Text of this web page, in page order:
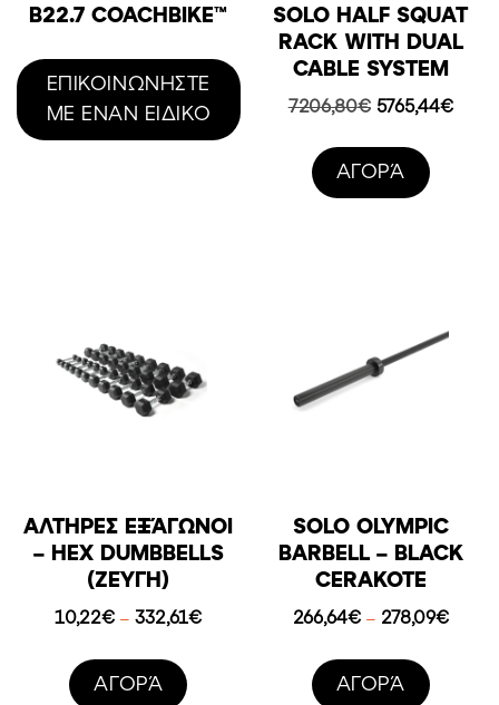
B22.7 COACHBIKE™
ΕΠΙΚΟΙΝΩΝΗΣΤΕ
ΜΕ ΕΝΑΝ ΕΙΔΙΚΟ
SOLO HALF SQUAT
RACK WITH DUAL
CABLE SYSTEM
7206,80€ Original
was:
7206,80€.
5765,44€Η
AΓΟΡΆ
ΑΛΤΉΡΕΣ ΕΞΆΓΩΝΟΙ
– HEX DUMBBELLS
(ΖΕΎΓΗ)
10,22€ – 332,61€Price
AΓΟΡΆ
SOLO OLYMPIC
BARBELL – BLACK
CERAKOTE
266,64€ – 278,09€Price
AΓΟΡΆ